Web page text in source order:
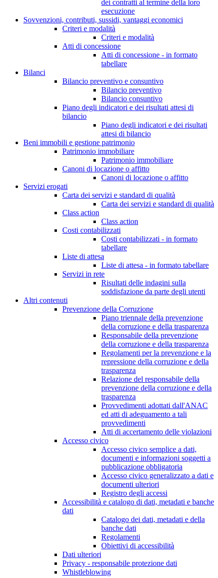
dei contratti al termine della loro
esecuzione
Sovvenzioni, contributi, sussidi, vantaggi economici
Criteri e modalità
Criteri e modalità
Atti di concessione
Atti di concessione - in formato
tabellare
Bilanci
Bilancio preventivo e consuntivo
Bilancio preventivo
Bilancio consuntivo
Piano degli indicatori e dei risultati attesi di
bilancio
Piano degli indicatori e dei risultati
attesi di bilancio
Beni immobili e gestione patrimonio
Patrimonio immobiliare
Patrimonio immobiliare
Canoni di locazione o affitto
Canoni di locazione o affitto
Servizi erogati
Carta dei servizi e standard di qualità
Carta dei servizi e standard di qualità
Class action
Class action
Costi contabilizzati
Costi contabilizzati - in formato
tabellare
Liste di attesa
Liste di attesa - in formato tabellare
Servizi in rete
Risultati delle indagini sulla
soddisfazione da parte degli utenti
Altri contenuti
Prevenzione della Corruzione
Piano triennale della prevenzione
della corruzione e della trasparenza
Responsabile della prevenzione
della corruzione e della trasparenza
Regolamenti per la prevenzione e la
repressione della corruzione e della
trasparenza
Relazione del responsabile della
prevenzione della corruzione e della
trasparenza
Provvedimenti adottati dall'ANAC
ed atti di adeguamento a tali
provvedimenti
Atti di accertamento delle violazioni
Accesso civico
Accesso civico semplice a dati,
documenti e informazioni soggetti a
pubblicazione obbligatoria
Accesso civico generalizzato a dati e
documenti ulteriori
Registro degli accessi
Accessibilità e catalogo di dati, metadati e banche
dati
Catalogo dei dati, metadati e della
banche dati
Regolamenti
Obiettivi di accessibilità
Dati ulteriori
Privacy - responsabile protezione dati
Whistleblowing